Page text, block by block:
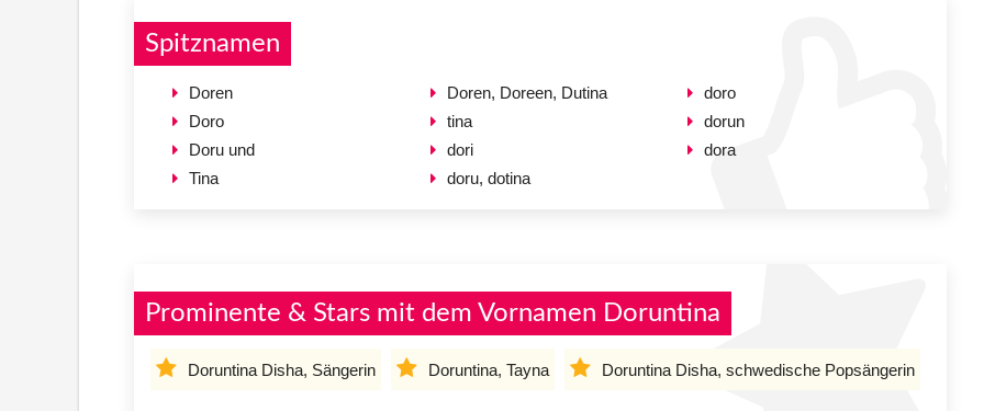
Spitznamen
Doren
Doro
Doru und
Tina
Doren, Doreen, Dutina
tina
dori
doru, dotina
doro
dorun
dora
Prominente & Stars mit dem Vornamen Doruntina
Doruntina Disha, Sängerin Doruntina, Tayna Doruntina Disha, schwedische Popsängerin